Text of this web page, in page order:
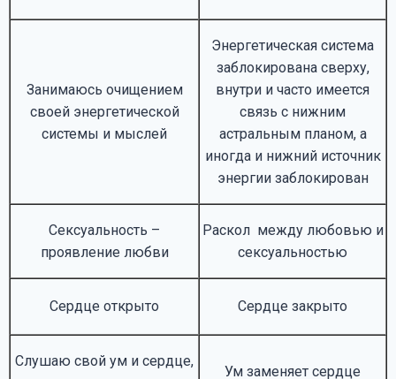
Занимаюсь очищением
своей энергетической
системы и мыслей
Энергетическая система
заблокирована сверху,
внутри и часто имеется
связь с нижним
астральным планом, а
иногда и нижний источник
энергии заблокирован
Сексуальность –
проявление любви
Раскол между любовью и
сексуальностью
Сердце открыто Сердце закрыто
Слушаю свой ум и сердце,
Ум заменяет сердце